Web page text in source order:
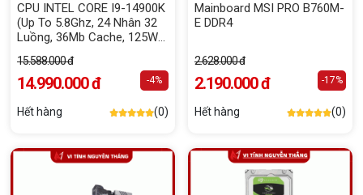
CPU INTEL CORE I9-14900K
(Up To 5.8Ghz, 24 Nhân 32
Luồng, 36Mb Cache, 125W)
15.588.000 đ
14.990.000 đ -4%
Hết hàng (0)
Mainboard MSI PRO B760M-
E DDR4
2.628.000 đ
2.190.000 đ -17%
Hết hàng (0)